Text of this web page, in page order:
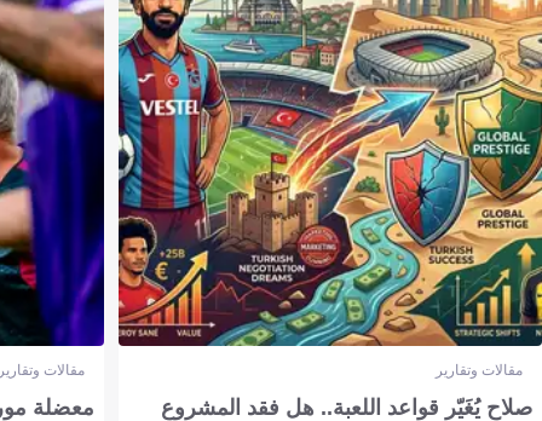
مقالات وتقارير
صلاح يُغَيّر قواعد اللعبة.. هل فقد المشروع
مقالات
معضلة